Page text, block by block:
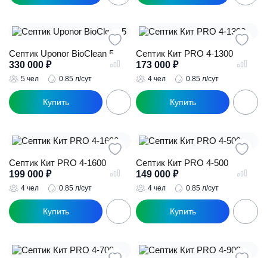
Септик Uponor BioClean 5
330 000 ₽
5 чел 0.85 л/сут
Септик Кит PRO 4-1300
173 000 ₽
4 чел 0.85 л/сут
Септик Кит PRO 4-1600
199 000 ₽
4 чел 0.85 л/сут
Септик Кит PRO 4-500
149 000 ₽
4 чел 0.85 л/сут